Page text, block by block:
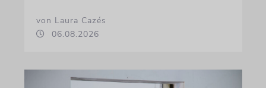
von Laura Cazés
06.08.2026